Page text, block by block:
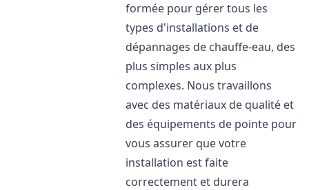
formée pour gérer tous les
types d'installations et de
dépannages de chauffe-eau, des
plus simples aux plus
complexes. Nous travaillons
avec des matériaux de qualité et
des équipements de pointe pour
vous assurer que votre
installation est faite
correctement et durera